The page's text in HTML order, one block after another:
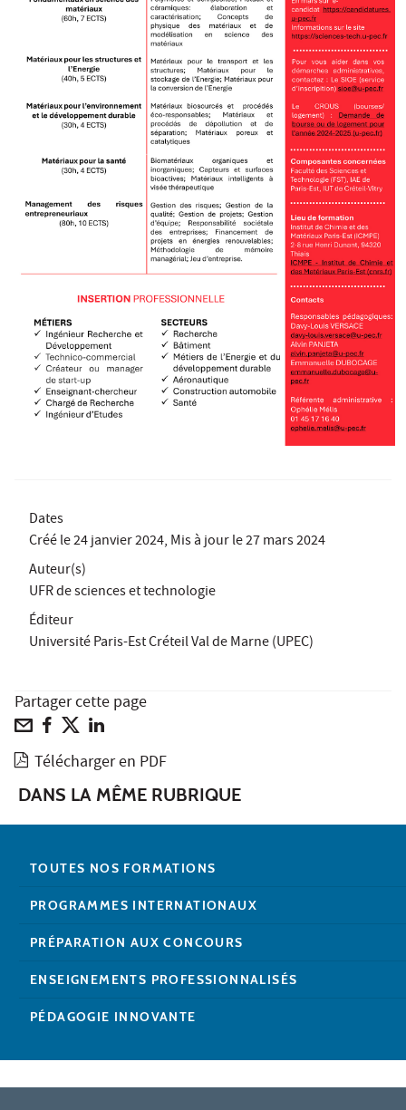
Dates
Créé le24 janvier 2024, Mis à jour le27 mars 2024
Auteur(s)
UFR de sciences et technologie
Éditeur
Université Paris-Est Créteil Val de Marne (UPEC)
Partager cette page
Télécharger en PDF
DANS LA MÊME RUBRIQUE
TOUTES NOS FORMATIONS
PROGRAMMES INTERNATIONAUX
PRÉPARATION AUX CONCOURS
ENSEIGNEMENTS PROFESSIONNALISÉS
PÉDAGOGIE INNOVANTE